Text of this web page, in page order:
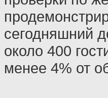
сегодняшний
около 400
менее 4% от